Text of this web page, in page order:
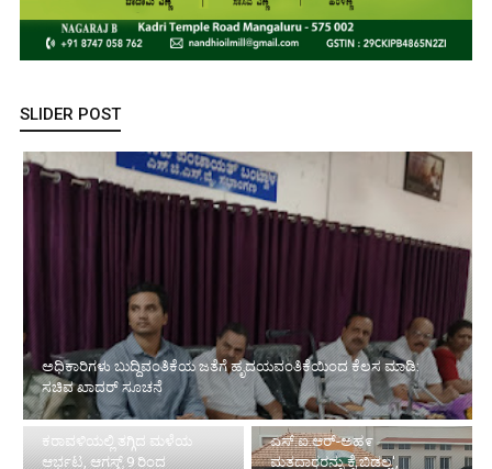
SLIDER POST
ಅಧಿಕಾರಿಗಳು ಬುದ್ದಿವಂತಿಕೆಯ ಜತೆಗೆ ಹೃದಯವಂತಿಕೆಯಿಂದ ಕೆಲಸ ಮಾಡಿ:
ಸಚಿವ ಖಾದರ್ ಸೂಚನೆ
ಕರಾವಳಿಯಲ್ಲಿ ತಗ್ಗಿದ ಮಳೆಯ
ಆರ್ಭಟ, ಆಗಸ್ಟ್ 9 ರಿಂದ
ಎಸ್.ಐ.ಆರ್-ಅಹ೯
ಮತದಾರರನ್ನು ಕೈ ಬಿಡಲ್ಲ',